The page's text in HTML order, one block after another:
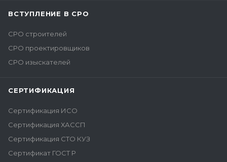
ВСТУПЛЕНИЕ В СРО
СРО строителей
СРО проектировщиков
СРО изыскателей
СЕРТИФИКАЦИЯ
Сертификация ИСО
Сертификация ХАССП
Сертификация СТО КУЗ
Сертификат ГОСТ Р